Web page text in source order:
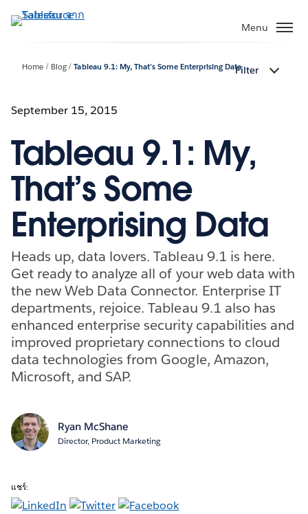
ไป
Menu
Home Blog Tableau 9.1: My, That’s Some Enterprising DataFilter
September 15, 2015
Tableau 9.1: My,
That’s Some
Enterprising Data
Heads up, data lovers. Tableau 9.1 is here.
Get ready to analyze all of your web data with
the new Web Data Connector. Enterprise IT
departments, rejoice. Tableau 9.1 also has
enhanced enterprise security capabilities and
improved proprietary connections to cloud
data technologies from Google, Amazon,
Microsoft, and SAP.
Ryan McShane
Director, Product Marketing
แชร์: